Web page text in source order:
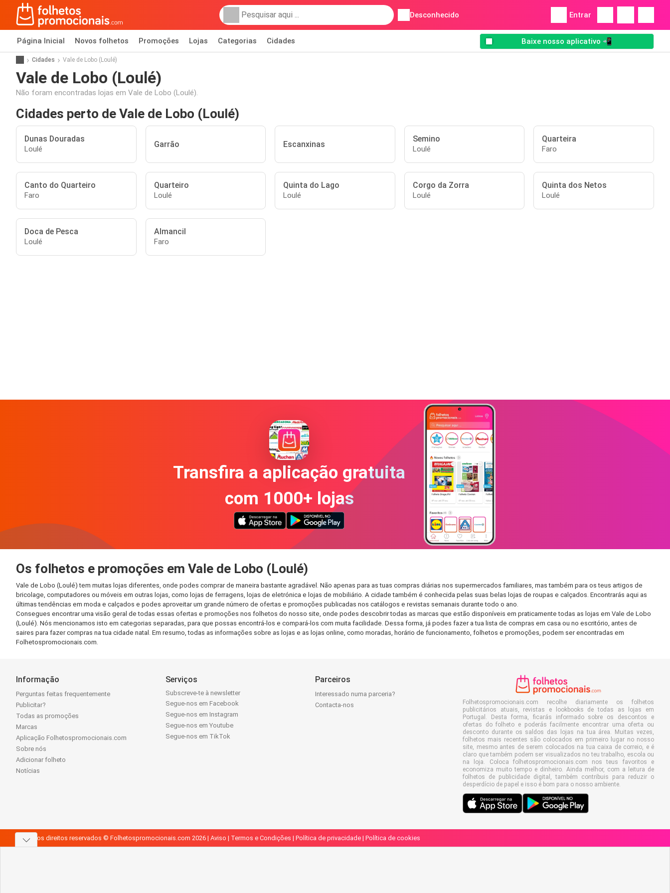
Desconhecido Entrar
Página Inicial Novos folhetos Promoções Lojas Categorias Cidades Baixe nosso aplicativo 📲
Cidades Vale de Lobo (Loulé)
Vale de Lobo (Loulé)
Não foram encontradas lojas em Vale de Lobo (Loulé).
Cidades perto de Vale de Lobo (Loulé)
Dunas Douradas
Loulé Garrão Escanxinas
Semino
Loulé
Quarteira
Faro
Canto do Quarteiro
Faro
Quarteiro
Loulé
Quinta do Lago
Loulé
Corgo da Zorra
Loulé
Quinta dos Netos
Loulé
Doca de Pesca
Loulé
Almancil
Faro
Transfira a aplicação gratuita
com 1000+ lojas
Os folhetos e promoções em Vale de Lobo (Loulé)
Vale de Lobo (Loulé) tem muitas lojas diferentes, onde podes comprar de maneira bastante agradável. Não apenas para as tuas compras diárias nos supermercados familiares, mas também para os teus artigos de
bricolage, computadores ou móveis em outras lojas, como lojas de ferragens, lojas de eletrónica e lojas de mobiliário. A cidade também é conhecida pelas suas belas lojas de roupas e calçados. Encontrarás aqui as
últimas tendências em moda e calçados e podes aproveitar um grande número de ofertas e promoções publicadas nos catálogos e revistas semanais durante todo o ano.
Consegues encontrar uma visão geral de todas essas ofertas e promoções nos folhetos do nosso site, onde podes descobrir todas as marcas que estão disponíveis em praticamente todas as lojas em Vale de Lobo
(Loulé). Nós mencionamos isto em categorias separadas, para que possas encontrá-los e compará-los com muita facilidade. Dessa forma, já podes fazer a tua lista de compras em casa ou no escritório, antes de
saires para fazer compras na tua cidade natal. Em resumo, todas as informações sobre as lojas e as lojas online, como moradas, horário de funcionamento, folhetos e promoções, podem ser encontradas em
Folhetospromocionais.com.
Informação
Perguntas feitas frequentemente
Publicitar?
Todas as promoções
Marcas
Aplicação Folhetospromocionais.com
Sobre nós
Adicionar folheto
Notícias
Serviços
Subscreve-te à newsletter
Segue-nos em Facebook
Segue-nos em Instagram
Segue-nos em Youtube
Segue-nos em TikTok
Parceiros
Interessado numa parceria?
Contacta-nos
Folhetospromocionais.com recolhe diariamente os folhetos
publicitários atuais, revistas e lookbooks de todas as lojas em
Portugal. Desta forma, ficarás informado sobre os descontos e
ofertas do folheto e poderás facilmente encontrar uma oferta ou
desconto durante os saldos das lojas na tua área. Muitas vezes,
folhetos mais recentes são colocados em primeiro lugar no nosso
site, mesmo antes de serem colocados na tua caixa de correio, e é
claro que também podem ser visualizados no teu trabalho, escola ou
na loja. Coloca folhetospromocionais.com nos teus favoritos e
economiza muito tempo e dinheiro. Ainda melhor, com a leitura de
folhetos de publicidade digital, também contribuis para reduzir o
desperdício de papel e isso é bom para o nosso ambiente.
Todos os direitos reservados © Folhetospromocionais.com 2026 | Aviso | Termos e Condições | Política de privacidade | Política de cookies